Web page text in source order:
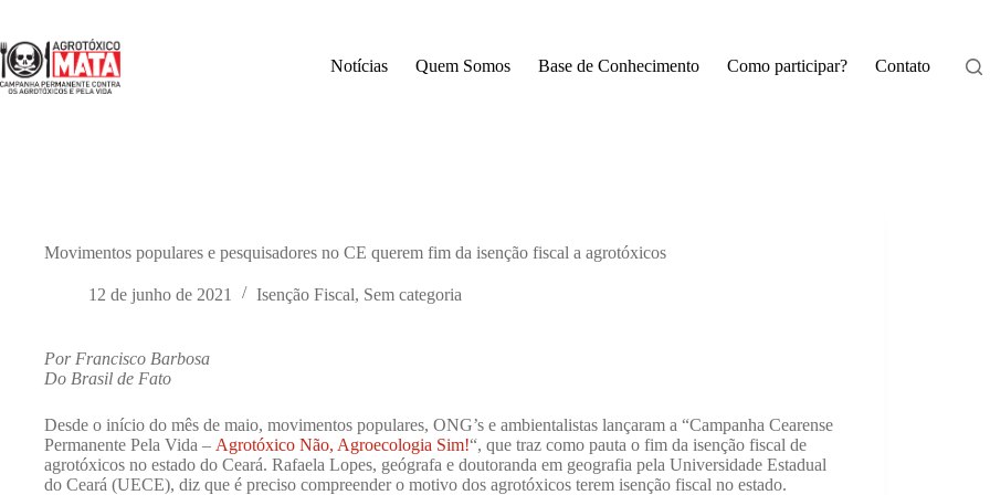
o
conteúdo
Notícias Quem Somos Base de Conhecimento Como participar? Contato
Movimentos populares e pesquisadores no CE querem fim da isenção fiscal a agrotóxicos
12 de junho de 2021 Isenção Fiscal, Sem categoria
Por Francisco Barbosa
Do Brasil de Fato
Desde o início do mês de maio, movimentos populares, ONG’s e ambientalistas lançaram a “Campanha Cearense
Permanente Pela Vida – Agrotóxico Não, Agroecologia Sim!“, que traz como pauta o fim da isenção fiscal de
agrotóxicos no estado do Ceará. Rafaela Lopes, geógrafa e doutoranda em geografia pela Universidade Estadual
do Ceará (UECE), diz que é preciso compreender o motivo dos agrotóxicos terem isenção fiscal no estado.